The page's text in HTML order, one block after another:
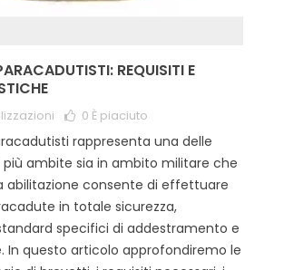
REQUISITI E
0 È piaciuto
rappresenta una delle
ambite sia in ambito militare che
abilitazione consente di effettuare
in totale sicurezza,
specifici di addestramento e
In questo articolo approfondiremo le